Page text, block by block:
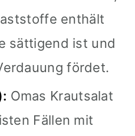
enthält
sättigend ist und
fördet.
Omas Krautsalat
Fällen mit